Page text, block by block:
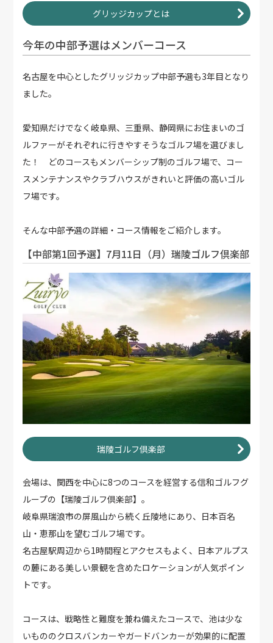
グリッジカップとは
今年の中部予選はメンバーコース
名古屋を中心としたグリッジカップ中部予選も3年目となり
ました。
愛知県だけでなく岐阜県、三重県、静岡県にお住まいのゴ
ルファーがそれぞれに行きやすそうなゴルフ場を選びまし
た！ どのコースもメンバーシップ制のゴルフ場で、コー
スメンテナンスやクラブハウスがきれいと評価の高いゴル
フ場です。
そんな中部予選の詳細・コース情報をご紹介します。
【中部第1回予選】7月11日（月）瑞陵ゴルフ倶楽部
瑞陵ゴルフ倶楽部
会場は、関西を中心に8つのコースを経営する信和ゴルフグ
ループの【瑞陵ゴルフ倶楽部】。
岐阜県瑞浪市の屏風山から続く丘陵地にあり、日本百名
山・恵那山を望むゴルフ場です。
名古屋駅周辺から1時間程とアクセスもよく、日本アルプス
の麓にある美しい景観を含めたロケーションが人気ポイン
トです。
コースは、戦略性と難度を兼ね備えたコースで、池は少な
いもののクロスバンカーやガードバンカーが効果的に配置